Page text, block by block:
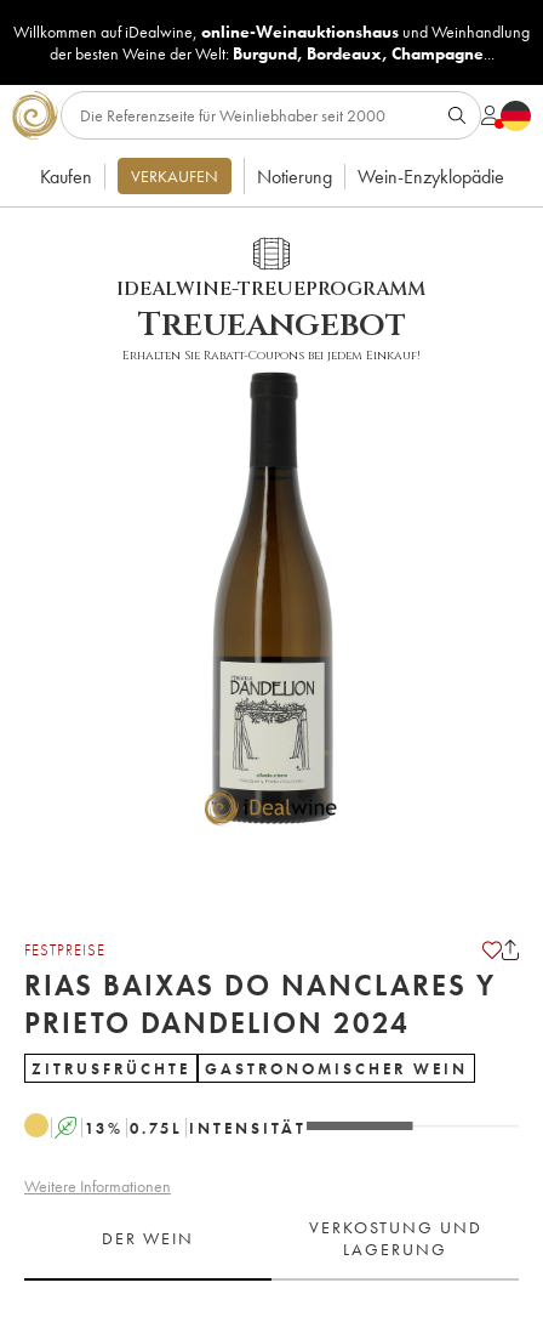
Willkommen auf iDealwine, online-Weinauktionshaus undWeinhandlung
der besten Weine der Welt: Burgund, Bordeaux, Champagne...
Kaufen VERKAUFEN Notierung Wein-Enzyklopädie
IDEALWINE-TREUEPROGRAMM
Treueangebot
Erhalten Sie Rabatt-Coupons bei jedem Einkauf!
FESTPREISE
RIAS BAIXAS DO NANCLARES Y
PRIETO DANDELION 2024
ZITRUSFRÜCHTE GASTRONOMISCHER WEIN
A 13% 0.75 L INTENSITÄT
Weitere Informationen
DER WEIN
VERKOSTUNG UND
LAGERUNG